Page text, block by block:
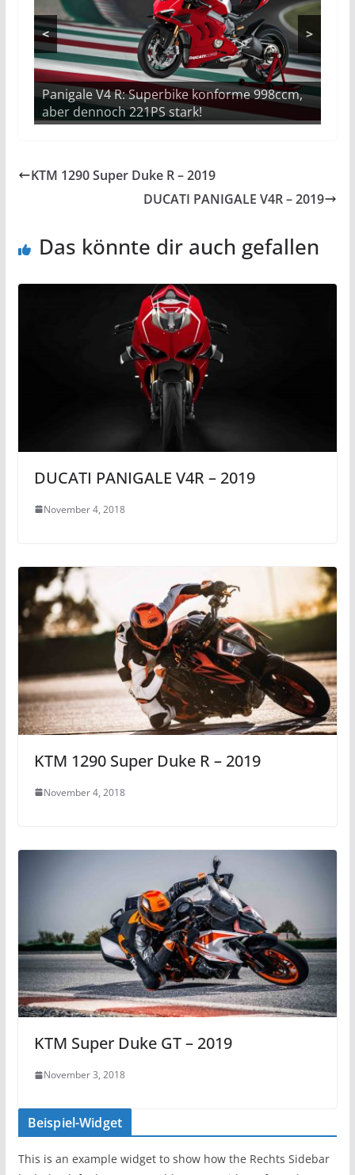
Panigale V4 R: Superbike konforme 998ccm,
aber dennoch 221PS stark!
< >
KTM 1290 Super Duke R – 2019
DUCATI PANIGALE V4R – 2019
Das könnte dir auch gefallen
DUCATI PANIGALE V4R – 2019
November 4, 2018
KTM 1290 Super Duke R – 2019
November 4, 2018
KTM Super Duke GT – 2019
November 3, 2018
Beispiel-Widget
This is an example widget to show how the Rechts Sidebar